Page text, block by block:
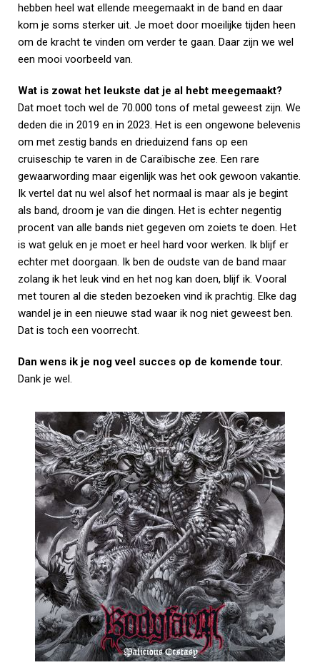
hebben heel wat ellende meegemaakt in de band en daar
kom je soms sterker uit. Je moet door moeilijke tijden heen
om de kracht te vinden om verder te gaan. Daar zijn we wel
een mooi voorbeeld van.
Wat is zowat het leukste dat je al hebt meegemaakt?
Dat moet toch wel de 70.000 tons of metal geweest zijn. We
deden die in 2019 en in 2023. Het is een ongewone belevenis
om met zestig bands en drieduizend fans op een
cruiseschip te varen in de Caraïbische zee. Een rare
gewaarwording maar eigenlijk was het ook gewoon vakantie.
Ik vertel dat nu wel alsof het normaal is maar als je begint
als band, droom je van die dingen. Het is echter negentig
procent van alle bands niet gegeven om zoiets te doen. Het
is wat geluk en je moet er heel hard voor werken. Ik blijf er
echter met doorgaan. Ik ben de oudste van de band maar
zolang ik het leuk vind en het nog kan doen, blijf ik. Vooral
met touren al die steden bezoeken vind ik prachtig. Elke dag
wandel je in een nieuwe stad waar ik nog niet geweest ben.
Dat is toch een voorrecht.
Dan wens ik je nog veel succes op de komende tour.
Dank je wel.